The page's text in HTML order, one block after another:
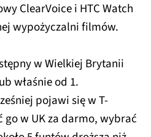
ClearVoice i HTC Watch
wypożyczalni filmów.
w Wielkiej Brytanii
właśnie od 1.
pojawi się w T-
go w UK za darmo, wybrać